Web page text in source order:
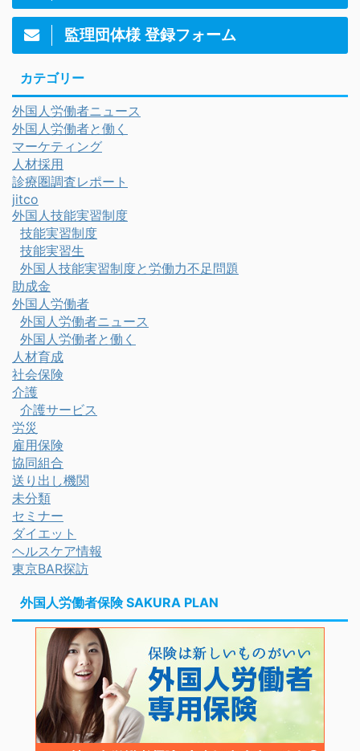
監理団体様 登録フォーム
カテゴリー
外国人労働者ニュース
外国人労働者と働く
マーケティング
人材採用
診療圏調査レポート
jitco
外国人技能実習制度
技能実習制度
技能実習生
外国人技能実習制度と労働力不足問題
助成金
外国人労働者
外国人労働者ニュース
外国人労働者と働く
人材育成
社会保険
介護
介護サービス
労災
雇用保険
協同組合
送り出し機関
未分類
セミナー
ダイエット
ヘルスケア情報
東京BAR探訪
外国人労働者保険 SAKURA PLAN